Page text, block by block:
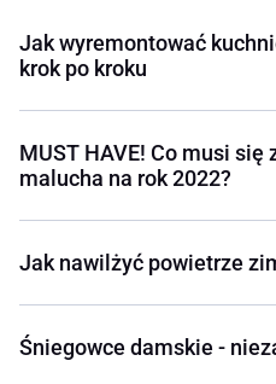
Jak wyremontować
krok po kroku
MUST HAVE! Co musi
malucha na rok 2022?
Jak nawilżyć powietrze
Śniegowce damskie -